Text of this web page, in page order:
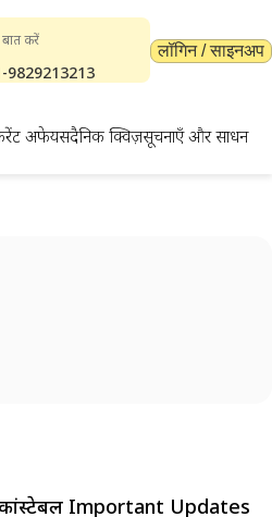
करें
9829213213
लॉगिन / साइनअप
अफेयर्सदैनिक क्विज़सूचनाएँ और साधन
कांस्टेबल Important Updates